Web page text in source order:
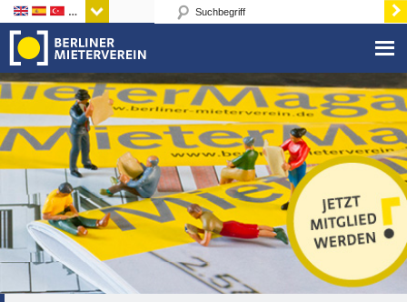
Sprachen